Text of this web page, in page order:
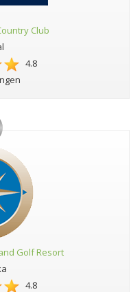
Club
4.8
Golf Resort
4.8